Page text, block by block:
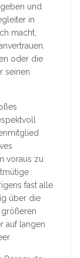
und
in
macht,
oder die
seinen
voraus zu
fast alle
über die
auf langen